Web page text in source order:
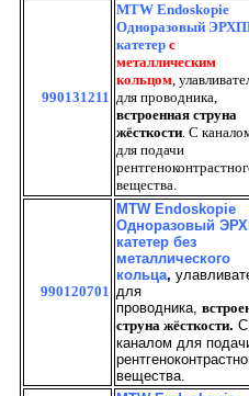
990131211
MTW Endoskopie
Одноразовый
катетер с
металлическим
кольцом,
для проводника,
встроенная струна
жёсткости. С
для подачи
вещества.
990120701
MTW Endoskopie
Одноразовый
катетер без
металлического
кольца,
для
проводника,
струна жёсткости. С
каналом для
вещества.